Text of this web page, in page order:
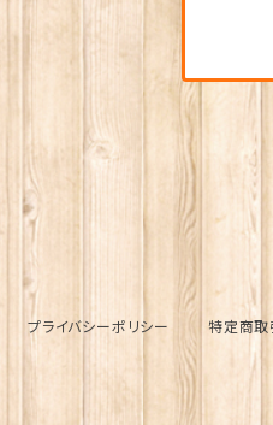
プライバシーポリシー 特定商取